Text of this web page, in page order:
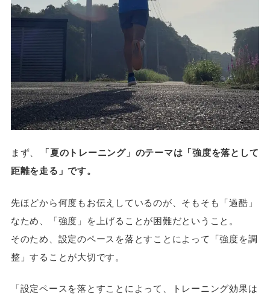
まず、
「夏のトレーニング」のテーマは「強度を落として
距離を走る」です。
先ほどから何度もお伝えしているのが、そもそも「過酷」
なため、「強度」を上げることが困難だということ。
そのため、設定のペースを落とすことによって「強度を調
整」することが大切です。
「設定ペースを落とすことによって、トレーニング効果は